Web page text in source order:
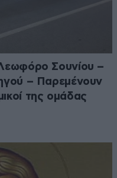
Σουνίου –
– Παρεμένουν
της ομάδας